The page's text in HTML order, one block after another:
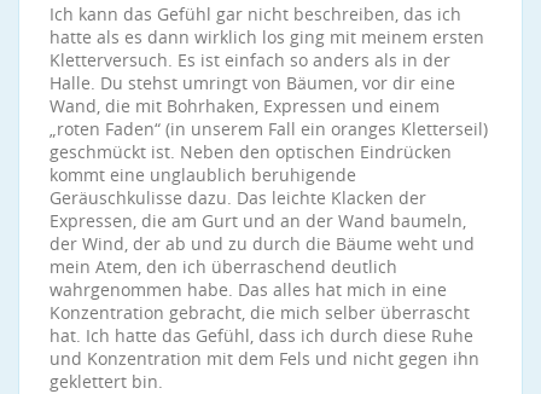
Ich kann das Gefühl gar nicht beschreiben, das ich
hatte als es dann wirklich los ging mit meinem ersten
Kletterversuch. Es ist einfach so anders als in der
Halle. Du stehst umringt von Bäumen, vor dir eine
Wand, die mit Bohrhaken, Expressen und einem
„roten Faden“ (in unserem Fall ein oranges Kletterseil)
geschmückt ist. Neben den optischen Eindrücken
kommt eine unglaublich beruhigende
Geräuschkulisse dazu. Das leichte Klacken der
Expressen, die am Gurt und an der Wand baumeln,
der Wind, der ab und zu durch die Bäume weht und
mein Atem, den ich überraschend deutlich
wahrgenommen habe. Das alles hat mich in eine
Konzentration gebracht, die mich selber überrascht
hat. Ich hatte das Gefühl, dass ich durch diese Ruhe
und Konzentration mit dem Fels und nicht gegen ihn
geklettert bin.